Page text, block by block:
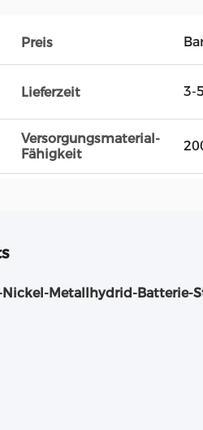
Preis
Lieferzeit 3-
Versorgungsmaterial-
Fähigkeit
Metallhydrid-Batterie-